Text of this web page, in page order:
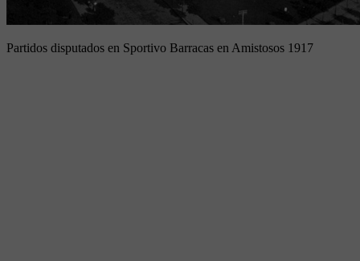
Partidos disputados en Sportivo Barracas en Amistosos 1917